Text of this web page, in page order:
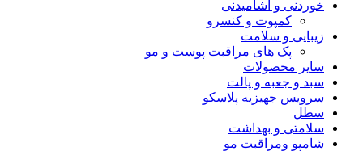
خوردنی و آشامیدنی
کمپوت و کنسرو
زیبایی و سلامت
پک های مراقبت پوست و مو
سایر محصولات
سبد و جعبه و پالت
سرویس جهیزیه پلاسکو
سطل
سلامتی و بهداشت
شامپو ومراقبت مو